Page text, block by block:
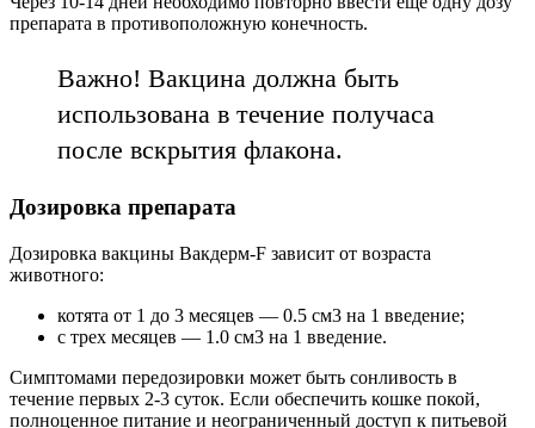
препарата в противоположную конечность.
Важно! Вакцина должна быть
использована в течение получаса
после вскрытия флакона.
Дозировка препарата
Дозировка вакцины Вакдерм-F зависит от возраста
животного:
котята от 1 до 3 месяцев — 0.5 см3 на 1 введение;
с трех месяцев — 1.0 см3 на 1 введение.
Симптомами передозировки может быть сонливость в
течение первых 2-3 суток. Если обеспечить кошке покой,
полноценное питание и неограниченный доступ к питьевой